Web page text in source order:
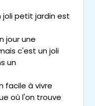
joli petit jardin est
jour une
c'est un joli
un
facile à vivre
où l'on trouve